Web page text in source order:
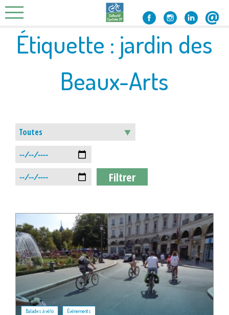
Skip
to
contentÉtiquette : jardin des
Beaux-Arts
Balades à vélo Événements